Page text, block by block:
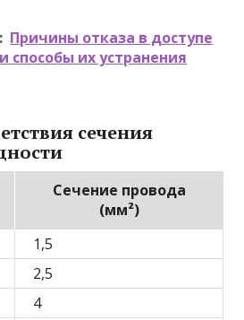
Причины отказа в доступе
способы их устранения
сечения
Сечение провода
(мм²)
1,5
2,5
4